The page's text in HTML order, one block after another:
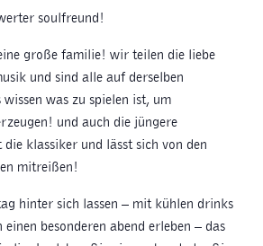
soulfreund!
große familie! wir teilen die liebe
und sind alle auf derselben
was zu spielen ist, um
und auch die jüngere
klassiker und lässt sich von den
mitreißen!
hinter sich lassen – mit kühlen drinks
besonderen abend erleben – das